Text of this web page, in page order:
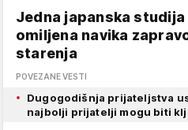
Jedna japanska
omiljena navika
starenja
POVEZANE VESTI
Dugogodišnja prijateljstva
najbolji prijatelji mogu biti